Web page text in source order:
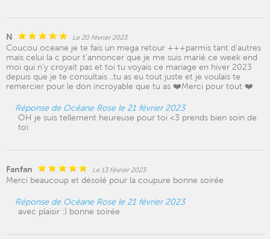
N Le 20 février 2023
Coucou oceane je te fais un mega retour +++parmis tant d’autres
mais celui la c pour t’annoncer que je me suis marié ce week end
moi qui n’y croyait pas et toi tu voyais ce mariage en hiver 2023
depuis que je te consultais ..tu as eu tout juste et je voulais te
remercier pour le don incroyable que tu as ❤️Merci pour tout ❤️
Réponse de Océane Rose le 21 février 2023
OH je suis tellement heureuse pour toi <3 prends bien soin de
toi
Fanfan Le 13 février 2023
Merci beaucoup et désolé pour la coupure bonne soirée
Réponse de Océane Rose le 21 février 2023
avec plaisir :) bonne soirée